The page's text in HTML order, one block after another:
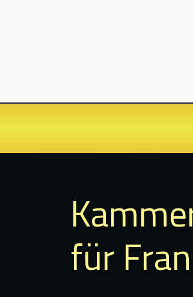
für